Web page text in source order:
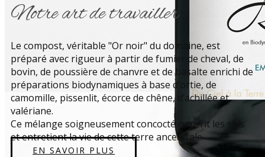
Notre art de travailler
Le compost, véritable "Or noir" du domaine, est
préparé avec rigueur à partir de fumier de cheval, de
bovin, de poussière de chanvre et de basalte enrichi de
préparations biodynamiques à base d’ortie, de
camomille, pissenlit, écorce de chêne, d’achillée et
valériane.
Ce mélange soigneusement concocté nourrit les sols
et entretient la vie de cette terre ancestrale.
EN SAVOIR PLUS